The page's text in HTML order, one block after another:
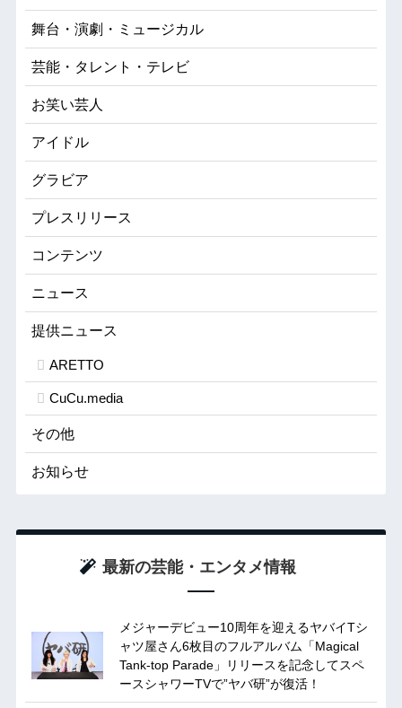
舞台・演劇・ミュージカル
芸能・タレント・テレビ
お笑い芸人
アイドル
グラビア
プレスリリース
コンテンツ
ニュース
提供ニュース
ARETTO
CuCu.media
その他
お知らせ
最新の芸能・エンタメ情報
メジャーデビュー10周年を迎えるヤバイTシ
ャツ屋さん6枚目のフルアルバム「Magical
Tank-top Parade」リリースを記念してスペ
ースシャワーTVで”ヤバ研”が復活！